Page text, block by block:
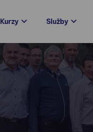
Kurzy Služby